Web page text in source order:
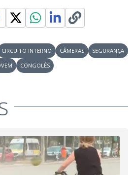
CIRCUITO INTERNO CÂMERAS
SEGURANÇA
CONGOLÊS